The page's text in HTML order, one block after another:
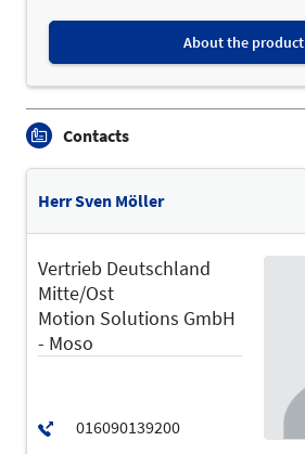
About the product
Contacts
Herr Sven Möller
Vertrieb Deutschland
Mitte/Ost
Motion Solutions GmbH
- Moso